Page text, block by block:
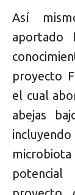
Así
aportado
proyecto
el cual
abejas
potencial